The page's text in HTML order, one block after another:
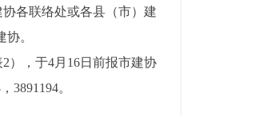
各联络处或各县（市）建
。
），于4月16日前报市建协
3891194。